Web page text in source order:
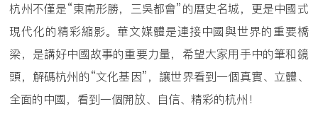
杭州不僅是“東南形勝，三吳都會”的曆史名城，更是中國式
現代化的精彩縮影。華文媒體是連接中國與世界的重要橋
梁，是講好中國故事的重要力量，希望大家用手中的筆和鏡
頭，解碼杭州的“文化基因”，讓世界看到一個真實、立體、
全面的中國，看到一個開放、自信、精彩的杭州！